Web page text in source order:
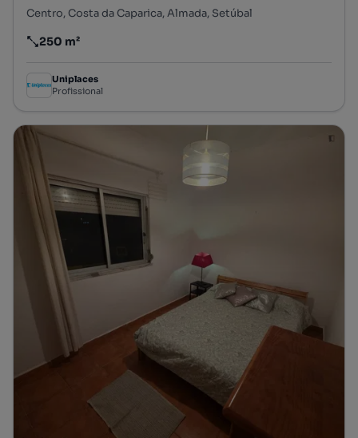
Centro, Costa da Caparica, Almada, Setúbal
Preço por metro quadrado
250 m²
Uniplaces
Profissional